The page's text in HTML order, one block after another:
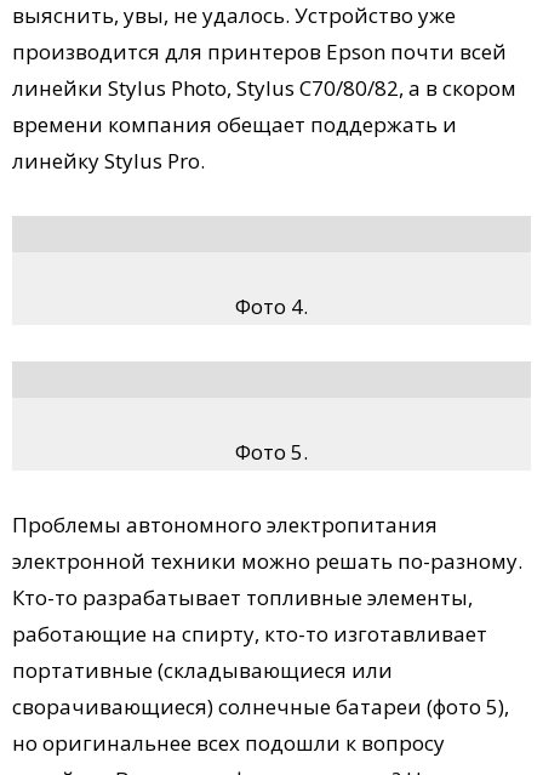
выяснить, увы, не удалось. Устройство уже
производится для принтеров Epson почти всей
линейки Stylus Photo, Stylus C70/80/82, а в скором
времени компания обещает поддержать и
линейку Stylus Pro.
Фото 4.
Фото 5.
Проблемы автономного электропитания
электронной техники можно решать по-разному.
Кто-то разрабатывает топливные элементы,
работающие на спирту, кто-то изготавливает
портативные (складывающиеся или
сворачивающиеся) солнечные батареи (фото 5),
но оригинальнее всех подошли к вопросу